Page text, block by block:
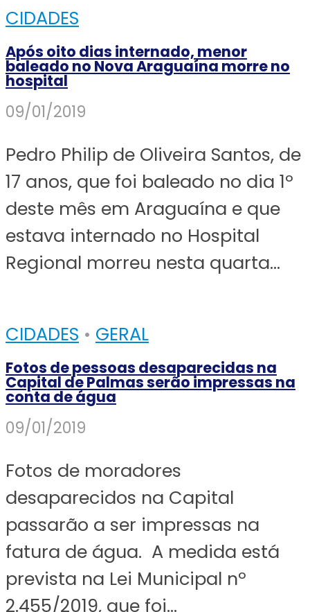
CIDADES
Após oito dias internado, menor
baleado no Nova Araguaína morre no
hospital
09/01/2019
Pedro Philip de Oliveira Santos, de
17 anos, que foi baleado no dia 1º
deste mês em Araguaína e que
estava internado no Hospital
Regional morreu nesta quarta...
CIDADES • GERAL
Fotos de pessoas desaparecidas na
Capital de Palmas serão impressas na
conta de água
09/01/2019
Fotos de moradores
desaparecidos na Capital
passarão a ser impressas na
fatura de água. A medida está
prevista na Lei Municipal nº
2.455/2019, que foi...